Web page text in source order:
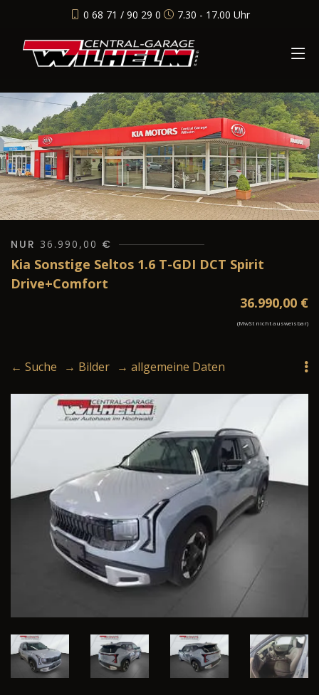
0 68 71 / 90 29 0 7.30 - 17.00 Uhr
NUR 36.990,00 €
Kia Sonstige Seltos 1.6 T-GDI DCT Spirit
Drive+Comfort
36.990,00 €
(MwSt nicht ausweisbar)
← Suche → Bilder → allgemeine Daten